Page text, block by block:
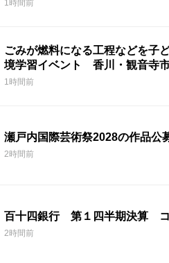
1時間前
ごみが燃料になる工程などを
境学習イベント 香川・観音寺
1時間前
瀬戸内国際芸術祭2028の作品
2時間前
百十四銀行 第１四半期決算
2時間前